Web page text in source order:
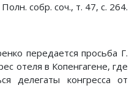
собр. соч., т. 47, с. 264.
передается просьба Г.
отеля в Копенгагене, где
делегаты конгресса от